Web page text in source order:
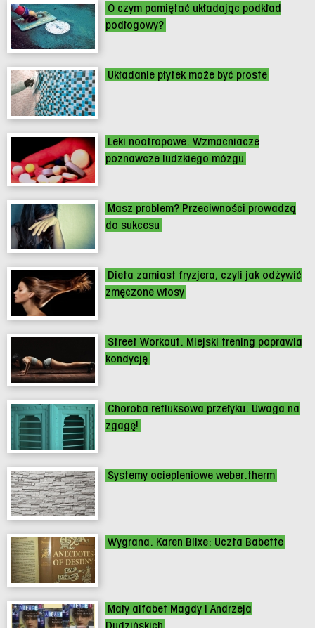
O czym pamiętać układając podkład
podłogowy?
Układanie płytek może być proste
Leki nootropowe. Wzmacniacze
poznawcze ludzkiego mózgu
Masz problem? Przeciwności prowadzą
do sukcesu
Dieta zamiast fryzjera, czyli jak odżywić
zmęczone włosy
Street Workout. Miejski trening poprawia
kondycję
Choroba refluksowa przełyku. Uwaga na
zgagę!
Systemy ociepleniowe weber.therm
Wygrana. Karen Blixe: Uczta Babette
Mały alfabet Magdy i Andrzeja